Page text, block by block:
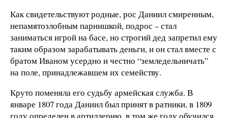
Как свидетельствуют родные, рос Даниил смиренным,
непамятозлобным парнишкой, подрос – стал
заниматься игрой на басе, но строгий дед запретил ему
таким образом зарабатывать деньги, и он стал вместе с
братом Иваном усердно и честно “земледельничать”
на поле, принадлежавшем их семейству.
Круто поменяла его судьбу армейская служба. В
январе 1807 года Даниил был принят в ратники, в 1809
году определен в артиллерию, в том же году обучился